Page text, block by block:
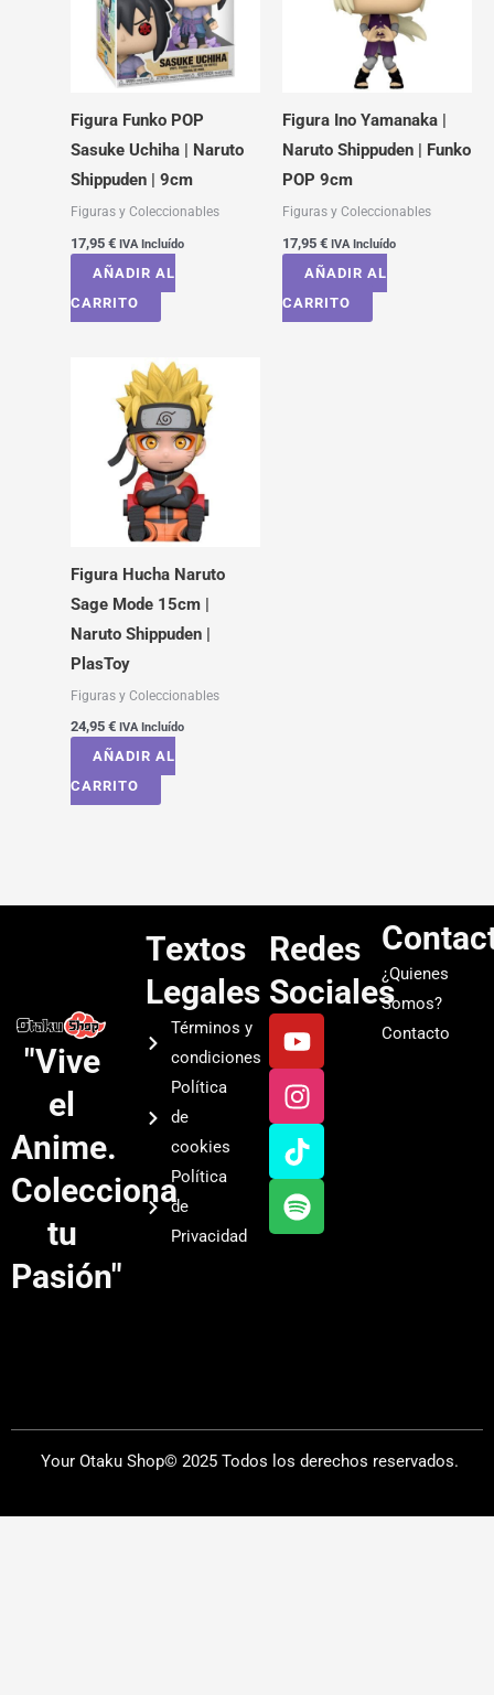
Figura Funko POP
Sasuke Uchiha | Naruto
Shippuden | 9cm
Figuras y Coleccionables
17,95 € IVA Incluído
AÑADIR AL
CARRITO
Figura Ino Yamanaka |
Naruto Shippuden | Funko
POP 9cm
Figuras y Coleccionables
17,95 € IVA Incluído
AÑADIR AL
CARRITO
Figura Hucha Naruto
Sage Mode 15cm |
Naruto Shippuden |
PlasToy
Figuras y Coleccionables
24,95 € IVA Incluído
AÑADIR AL
CARRITO
"Vive
el
Anime.
Colecciona
tu
Pasión"
Textos
Legales
Términos y
condiciones
Política
de
cookies
Política
de
Privacidad
Redes
Sociales
Y
o
u
t
u
b
e
I
n
s
t
a
g
r
a
T
i
k
t
o
k
S
p
o
t
i
f
y
¿Quienes
Somos?
Contacto
Your Otaku Shop© 2025 Todos los derechos reservados.